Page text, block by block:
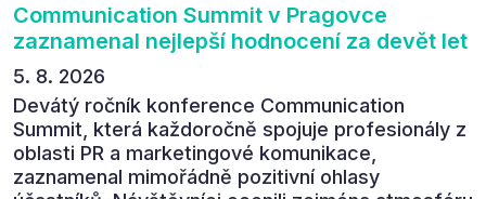
Communication Summit v Pragovce
zaznamenal nejlepší hodnocení za devět let
5. 8. 2026
Devátý ročník konference Communication
Summit, která každoročně spojuje profesionály z
oblasti PR a marketingové komunikace,
zaznamenal mimořádně pozitivní ohlasy